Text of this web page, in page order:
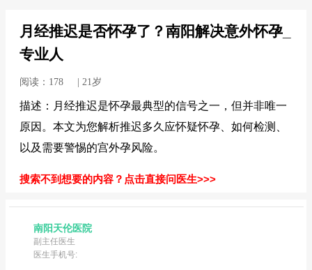
月经推迟是否怀孕了？南阳解决意外怀孕_
专业人
阅读：178 | 21岁
描述：月经推迟是怀孕最典型的信号之一，但并非唯一
原因。本文为您解析推迟多久应怀疑怀孕、如何检测、
以及需要警惕的宫外孕风险。
搜索不到想要的内容？点击直接问医生>>>
南阳天伦医院
副主任医生
医生手机号: